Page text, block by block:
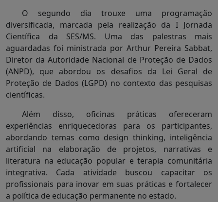
O segundo dia trouxe uma programação
diversificada, marcada pela realização da I Jornada
Científica da SES/MS. Uma das palestras mais
aguardadas foi ministrada por Arthur Pereira Sabbat,
Diretor da Autoridade Nacional de Proteção de Dados
(ANPD), que abordou os desafios da Lei Geral de
Proteção de Dados (LGPD) no contexto das pesquisas
científicas.
Além disso, oficinas práticas ofereceram
experiências enriquecedoras para os participantes,
abordando temas como design thinking, inteligência
artificial na elaboração de projetos, narrativas e
literatura na educação popular e terapia comunitária
integrativa. Cada atividade buscou capacitar os
profissionais para inovar em suas práticas e fortalecer
a política de educação permanente no estado.